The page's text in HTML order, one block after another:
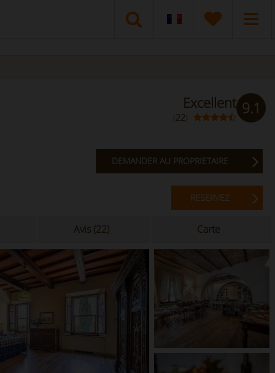
Excellent
(22) 9.1
DEMANDER AU PROPRIETAIRE
RESERVEZ
Avis (22) Carte